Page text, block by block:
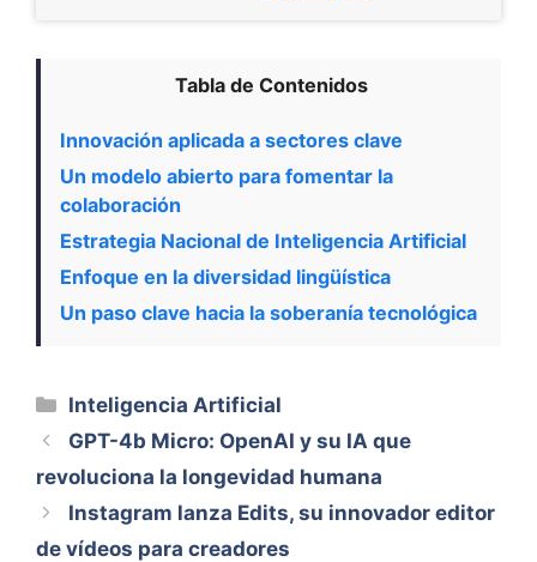
Tabla de Contenidos
Innovación aplicada a sectores clave
Un modelo abierto para fomentar la
colaboración
Estrategia Nacional de Inteligencia Artificial
Enfoque en la diversidad lingüística
Un paso clave hacia la soberanía tecnológica
Categorías
Inteligencia Artificial
GPT-4b Micro: OpenAI y su IA que
revoluciona la longevidad humana
Instagram lanza Edits, su innovador editor
de vídeos para creadores